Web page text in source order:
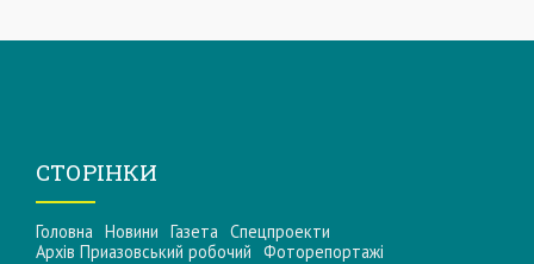
СТОРІНКИ
Головна Новини Газета Спецпроекти
Архів Приазовський робочий Фоторепортажі